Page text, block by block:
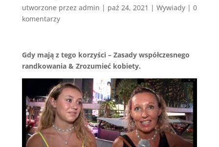
utworzone przez admin | paź 24, 2021 | Wywiady| 0
komentarzy
Gdy mają z tego korzyści – Zasady współczesnego
randkowania & Zrozumieć kobiety.